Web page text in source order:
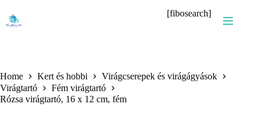
content
[fibosearch]
Home Kert és hobbi
Virágcserepek és virágágyások
Virágtartó
Fém virágtartó
Rózsa virágtartó, 16 x 12 cm, fém